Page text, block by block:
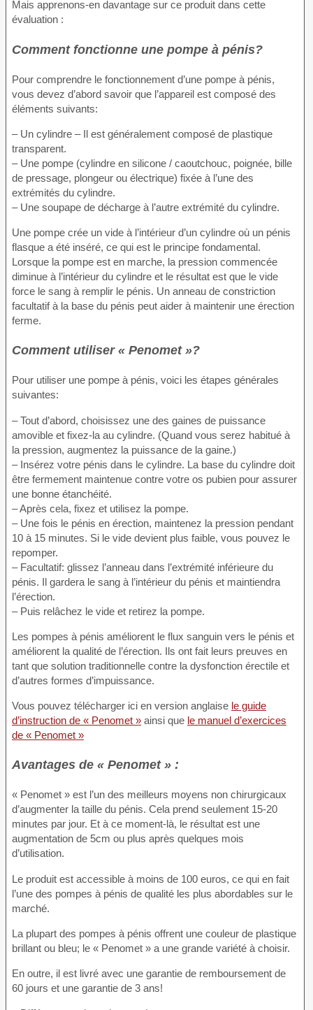
Mais apprenons-en davantage sur ce produit dans cette
évaluation :
Comment fonctionne une pompe à pénis?
Pour comprendre le fonctionnement d’une pompe à pénis,
vous devez d’abord savoir que l’appareil est composé des
éléments suivants:
– Un cylindre – Il est généralement composé de plastique
transparent.
– Une pompe (cylindre en silicone / caoutchouc, poignée, bille
de pressage, plongeur ou électrique) fixée à l’une des
extrémités du cylindre.
– Une soupape de décharge à l’autre extrémité du cylindre.
Une pompe crée un vide à l’intérieur d’un cylindre où un pénis
flasque a été inséré, ce qui est le principe fondamental.
Lorsque la pompe est en marche, la pression commencée
diminue à l’intérieur du cylindre et le résultat est que le vide
force le sang à remplir le pénis. Un anneau de constriction
facultatif à la base du pénis peut aider à maintenir une érection
ferme.
Comment utiliser « Penomet »?
Pour utiliser une pompe à pénis, voici les étapes générales
suivantes:
– Tout d’abord, choisissez une des gaines de puissance
amovible et fixez-la au cylindre. (Quand vous serez habitué à
la pression, augmentez la puissance de la gaine.)
– Insérez votre pénis dans le cylindre. La base du cylindre doit
être fermement maintenue contre votre os pubien pour assurer
une bonne étanchéité.
– Après cela, fixez et utilisez la pompe.
– Une fois le pénis en érection, maintenez la pression pendant
10 à 15 minutes. Si le vide devient plus faible, vous pouvez le
repomper.
– Facultatif: glissez l’anneau dans l’extrémité inférieure du
pénis. Il gardera le sang à l’intérieur du pénis et maintiendra
l’érection.
– Puis relâchez le vide et retirez la pompe.
Les pompes à pénis améliorent le flux sanguin vers le pénis et
améliorent la qualité de l’érection. Ils ont fait leurs preuves en
tant que solution traditionnelle contre la dysfonction érectile et
d’autres formes d’impuissance.
Vous pouvez télécharger ici en version anglaise le guide
d’instruction de « Penomet » ainsi que le manuel d’exercices
de « Penomet »
Avantages de « Penomet » :
« Penomet » est l’un des meilleurs moyens non chirurgicaux
d’augmenter la taille du pénis. Cela prend seulement 15-20
minutes par jour. Et à ce moment-là, le résultat est une
augmentation de 5cm ou plus après quelques mois
d’utilisation.
Le produit est accessible à moins de 100 euros, ce qui en fait
l’une des pompes à pénis de qualité les plus abordables sur le
marché.
La plupart des pompes à pénis offrent une couleur de plastique
brillant ou bleu; le « Penomet » a une grande variété à choisir.
En outre, il est livré avec une garantie de remboursement de
60 jours et une garantie de 3 ans!